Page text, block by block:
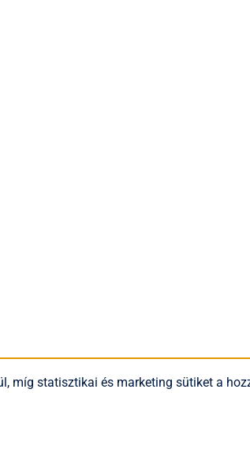
míg statisztikai és marketing sütiket a